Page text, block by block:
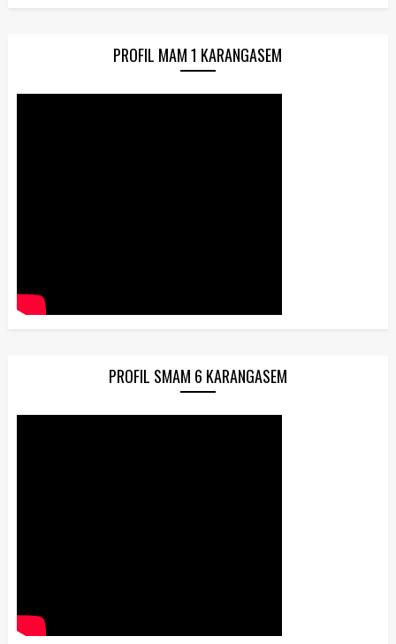
PROFIL MAM 1 KARANGASEM
PROFIL SMAM 6 KARANGASEM